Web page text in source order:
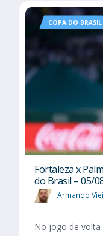
COPA DO BRASIL
Fortaleza x
do Brasil – 05/
Armando
No jogo de volta